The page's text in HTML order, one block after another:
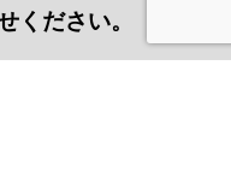
ください。